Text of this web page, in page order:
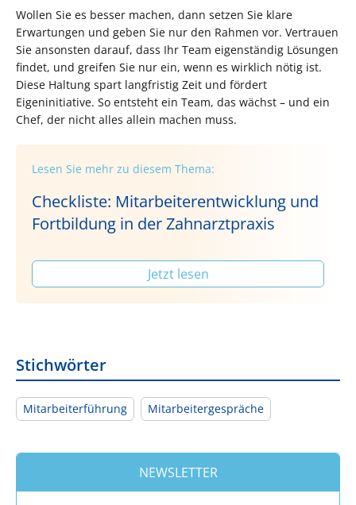
Wollen Sie es besser machen, dann setzen Sie klare
Erwartungen und geben Sie nur den Rahmen vor. Vertrauen
Sie ansonsten darauf, dass Ihr Team eigenständig Lösungen
findet, und greifen Sie nur ein, wenn es wirklich nötig ist.
Diese Haltung spart langfristig Zeit und fördert
Eigeninitiative. So entsteht ein Team, das wächst – und ein
Chef, der nicht alles allein machen muss.
Lesen Sie mehr zu diesem Thema:
Checkliste: Mitarbeiterentwicklung und
Fortbildung in der Zahnarztpraxis
Jetzt lesen
Stichwörter
Mitarbeiterführung Mitarbeitergespräche
NEWSLETTER